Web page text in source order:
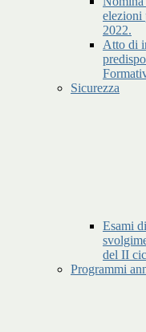
elezioni
2022.
Atto di
Sicurezza
Esami
del II
Programmi